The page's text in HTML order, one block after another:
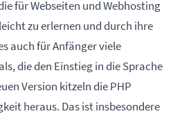
für Webseiten und Webhosting
zu erlernen und durch ihre
auch für Anfänger viele
die den Einstieg in die Sprache
Version kitzeln die PHP
heraus. Das ist insbesondere